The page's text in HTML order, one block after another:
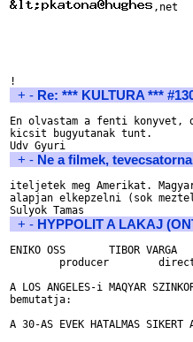
,net
+ - Re: *** KULTURA ***
En olvastam a fenti konyvet,
kicsit bugyutanak tunt.
+ - Ne a filmek,
iteljetek meg Amerikat.
alapjan elkepzelni (sok
+ - HYPPOLIT A LAKAJ
ENIKO OSS	TIBOR VARGA
A LOS ANGELES-i MAQYAR
bemutatja:
A 30-AS EVEK HATALMAS SIKERT